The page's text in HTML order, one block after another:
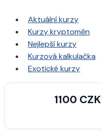
Aktuální kurzy
Kurzy kryptoměn
Nejlepší kurzy
Kurzová kalkulačka
Exotické kurzy
1100